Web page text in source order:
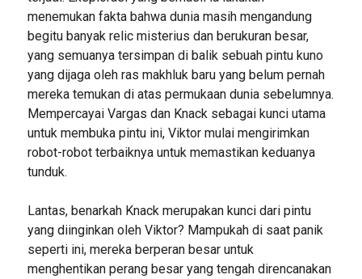
menemukan fakta bahwa dunia masih mengandung
begitu banyak relic misterius dan berukuran besar,
yang semuanya tersimpan di balik sebuah pintu kuno
yang dijaga oleh ras makhluk baru yang belum pernah
mereka temukan di atas permukaan dunia sebelumnya.
Mempercayai Vargas dan Knack sebagai kunci utama
untuk membuka pintu ini, Viktor mulai mengirimkan
robot-robot terbaiknya untuk memastikan keduanya
tunduk.
Lantas, benarkah Knack merupakan kunci dari pintu
yang diinginkan oleh Viktor? Mampukah di saat panik
seperti ini, mereka berperan besar untuk
menghentikan perang besar yang tengah direncanakan